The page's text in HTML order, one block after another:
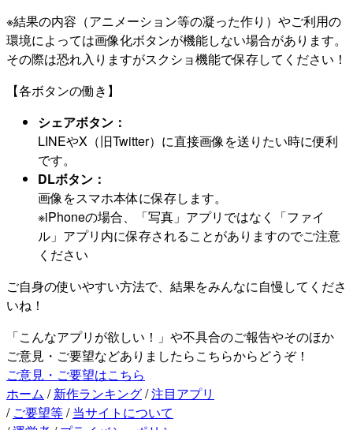
※結果の内容（アニメーション等の凝った作り）やご利用の
環境によっては画像化ボタンが機能しない場合があります。
その際は恐れ入りますがスクショ機能で保存してください！
【各ボタンの働き】
シェアボタン：
LINEやX（旧Twitter）に直接画像を送りたい時に便利
です。
DLボタン：
画像をスマホ本体に保存します。
※iPhoneの場合、「写真」アプリではなく「ファイ
ル」アプリ内に保存されることがありますのでご注意
ください
ご自身の使いやすい方法で、結果をみんなに自慢してくださ
いね！
「こんなアプリが欲しい！」や不具合のご報告やそのほか
ご意見・ご要望などありましたらこちらからどうぞ！
ご意見・ご要望はこちら
ホーム / 新作ランキング/注目アプリ
/ ご要望等/ 当サイトについて